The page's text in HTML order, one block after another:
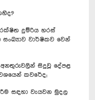
දුම්රිය හරස්
වාර්ෂිකව වෙන්
අනතුරුවලින් සිදුවූ දේපළ
කවරේද;
සඳහා වැයවන මුදල